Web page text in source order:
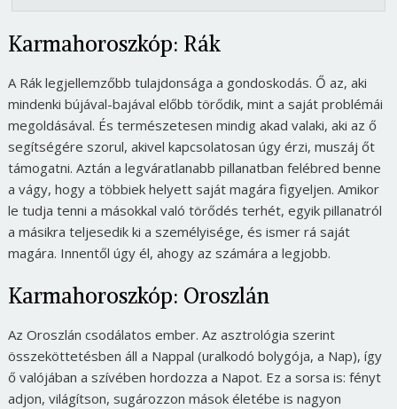
Karmahoroszkóp: Rák
A Rák legjellemzőbb tulajdonsága a gondoskodás. Ő az, aki
mindenki bújával-bajával előbb törődik, mint a saját problémái
megoldásával. És természetesen mindig akad valaki, aki az ő
segítségére szorul, akivel kapcsolatosan úgy érzi, muszáj őt
támogatni. Aztán a legváratlanabb pillanatban felébred benne
a vágy, hogy a többiek helyett saját magára figyeljen. Amikor
le tudja tenni a másokkal való törődés terhét, egyik pillanatról
a másikra teljesedik ki a személyisége, és ismer rá saját
magára. Innentől úgy él, ahogy az számára a legjobb.
Karmahoroszkóp: Oroszlán
Az Oroszlán csodálatos ember. Az asztrológia szerint
összeköttetésben áll a Nappal (uralkodó bolygója, a Nap), így
ő valójában a szívében hordozza a Napot. Ez a sorsa is: fényt
adjon, világítson, sugározzon mások életébe is nagyon